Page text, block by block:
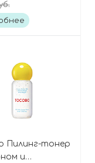
40 шт,
Spot
Пилинг-тонер
и